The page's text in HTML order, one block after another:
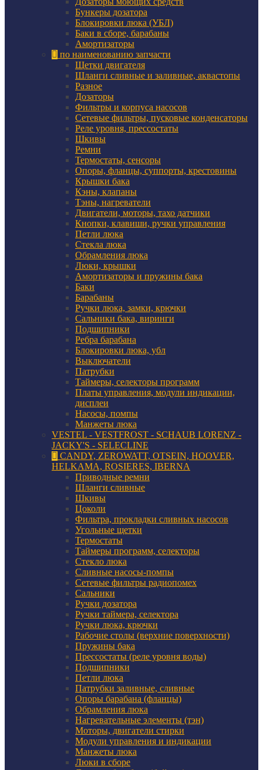
Бункеры дозатора
Блокировки люка (УБЛ)
Баки в сборе, барабаны
Амортизаторы
по наименованию запчасти
Щетки двигателя
Шланги сливные и заливные, аквастопы
Разное
Дозаторы
Фильтры и корпуса насосов
Сетевые фильтры, пусковые конденсаторы
Реле уровня, прессостаты
Шкивы
Ремни
Термостаты, сенсоры
Опоры, фланцы, суппорты, крестовины
Крышки бака
Кэны, клапаны
Тэны, нагреватели
Двигатели, моторы, тахо датчики
Кнопки, клавиши, ручки управления
Петли люка
Стекла люка
Обрамления люка
Люки, крышки
Амортизаторы и пружины бака
Баки
Барабаны
Ручки люка, замки, крючки
Сальники бака, виринги
Подшипники
Ребра барабана
Блокировки люка, убл
Выключатели
Патрубки
Таймеры, селекторы программ
Платы управления, модули индикации,
дисплеи
Насосы, помпы
Манжеты люка
VESTEL - VESTFROST - SCHAUB LORENZ -
JACKY'S - SELECLINE
CANDY, ZEROWATT, OTSEIN, HOOVER,
HELKAMA, ROSIERES, IBERNA
Приводные ремни
Шланги сливные
Шкивы
Цоколи
Фильтра, прокладки сливных насосов
Угольные щетки
Термостаты
Таймеры программ, селекторы
Стекло люка
Сливные насосы-помпы
Сетевые фильтры радиопомех
Сальники
Ручки дозатора
Ручки таймера, селектора
Ручки люка, крючки
Рабочие столы (верхние поверхности)
Пружины бака
Прессостаты (реле уровня воды)
Подшипники
Петли люка
Патрубки заливные, сливные
Опоры барабана (фланцы)
Обрамления люка
Нагревательные элементы (тэн)
Моторы, двигатели стирки
Модули управления и индикации
Манжеты люка
Люки в сборе